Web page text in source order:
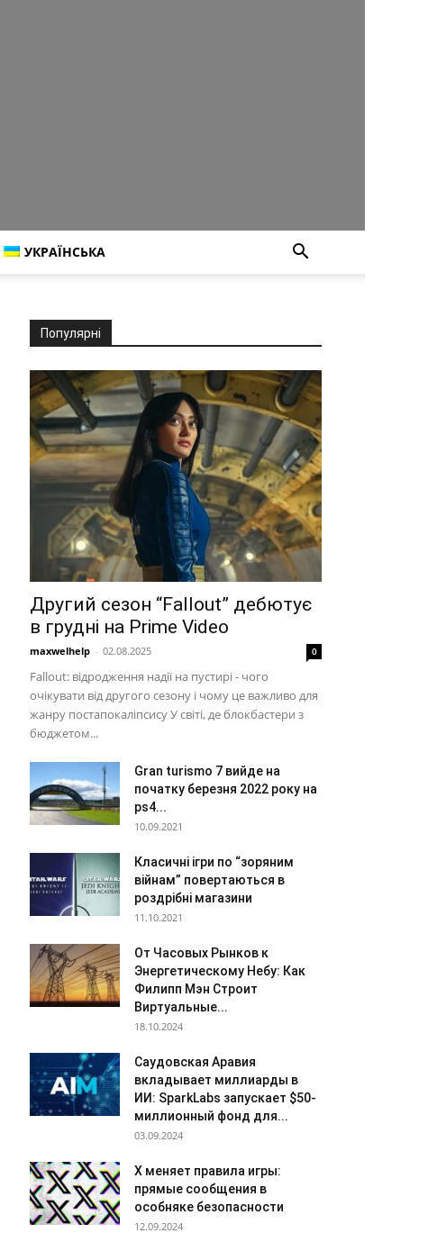
УКРАЇНСЬКА
Популярні
Другий сезон “Fallout” дебютує
в грудні на Prime Video
maxwelhelp - 02.08.2025 0
Fallout: відродження надії на пустирі - чого
очікувати від другого сезону і чому це важливо для
жанру постапокаліпсису У світі, де блокбастери з
бюджетом...
Gran turismo 7 вийде на
початку березня 2022 року на
ps4...
10.09.2021
Класичні ігри по “зоряним
війнам” повертаються в
роздрібні магазини
11.10.2021
От Часовых Рынков к
Энергетическому Небу: Как
Филипп Мэн Строит
Виртуальные...
18.10.2024
Саудовская Аравия
вкладывает миллиарды в
ИИ: SparkLabs запускает $50-
миллионный фонд для...
03.09.2024
X меняет правила игры:
прямые сообщения в
особняке безопасности
12.09.2024